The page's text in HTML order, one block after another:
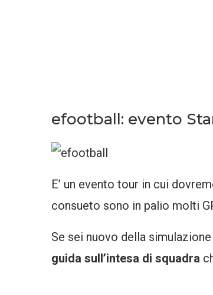
efootball: evento
E’ un evento tour in cui
consueto sono in palio molti
Se sei nuovo della
guida sull’intesa di squadra